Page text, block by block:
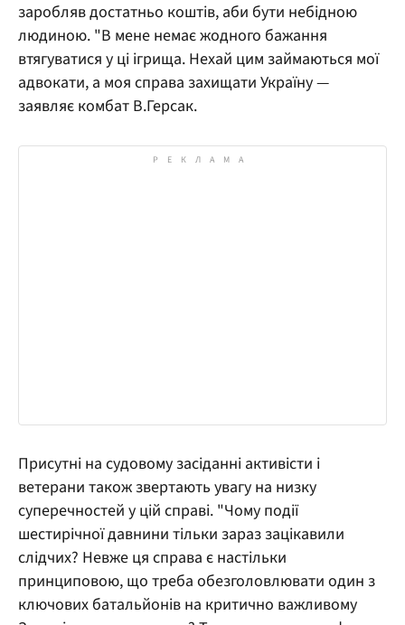
заробляв достатньо коштів, аби бути небідною
людиною. "В мене немає жодного бажання
втягуватися у ці ігрища. Нехай цим займаються мої
адвокати, а моя справа захищати Україну —
заявляє комбат В.Герсак.
Присутні на судовому засіданні активісти і
ветерани також звертають увагу на низку
суперечностей у цій справі. "Чому події
шестирічної давнини тільки зараз зацікавили
слідчих? Невже ця справа є настільки
принциповою, що треба обезголовлювати один з
ключових батальйонів на критично важливому